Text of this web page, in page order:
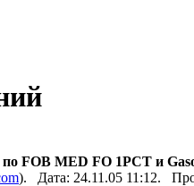
FOB MED FO 1PCT и
). Дата: 24.11.05 11:12.